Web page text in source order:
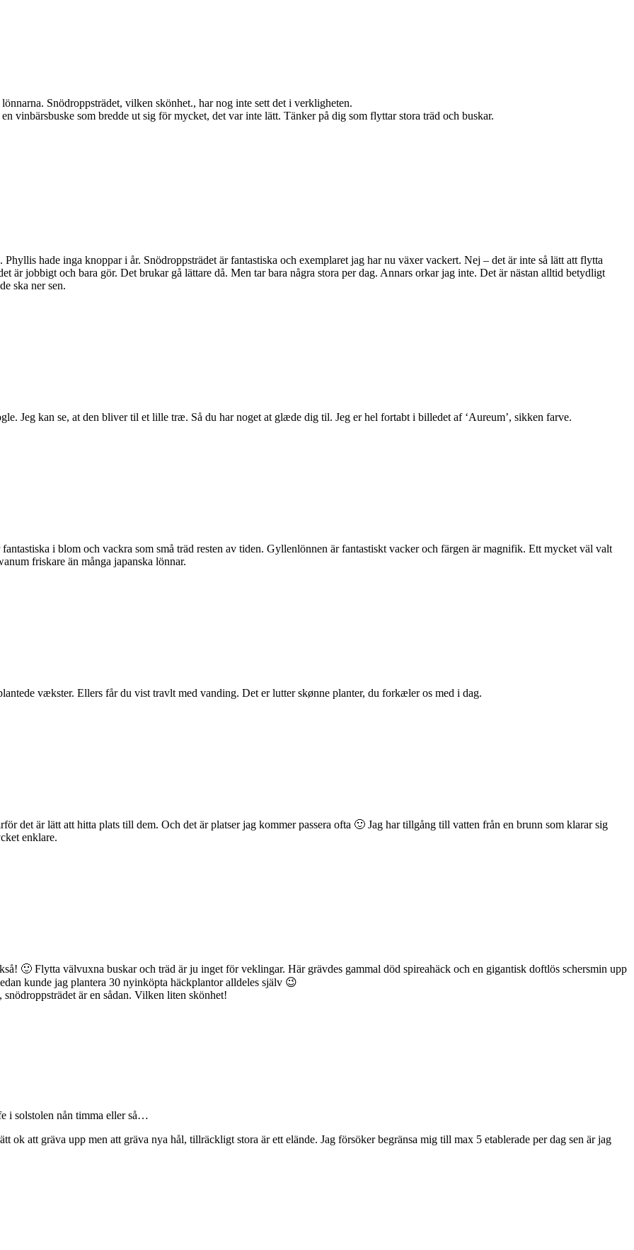
Snödroppsträdet, vilken skönhet., har nog inte sett det i verkligheten.
vinbärsbuske som bredde ut sig för mycket, det var inte lätt. Tänker på dig som flyttar stora träd och buskar.
hade inga knoppar i år. Snödroppsträdet är fantastiska och exemplaret jag har nu växer vackert. Nej – det är inte så lätt att flytta
är jobbigt och bara gör. Det brukar gå lättare då. Men tar bara några stora per dag. Annars orkar jag inte. Det är nästan alltid betydligt
ska ner sen.
Jeg kan se, at den bliver til et lille træ. Så du har noget at glæde dig til. Jeg er hel fortabt i billedet af ‘Aureum’, sikken farve.
i blom och vackra som små träd resten av tiden. Gyllenlönnen är fantastiskt vacker och färgen är magnifik. Ett mycket väl valt
friskare än många japanska lönnar.
vækster. Ellers får du vist travlt med vanding. Det er lutter skønne planter, du forkæler os med i dag.
det är lätt att hitta plats till dem. Och det är platser jag kommer passera ofta 🙂 Jag har tillgång till vatten från en brunn som klarar sig
enklare.
🙂 Flytta välvuxna buskar och träd är ju inget för veklingar. Här grävdes gammal död spireahäck och en gigantisk doftlös schersmin upp
kunde jag plantera 30 nyinköpta häckplantor alldeles själv 😉
är en sådan. Vilken liten skönhet!
i solstolen nån timma eller så…
ok att gräva upp men att gräva nya hål, tillräckligt stora är ett elände. Jag försöker begränsa mig till max 5 etablerade per dag sen är jag